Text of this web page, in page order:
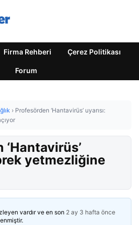
Firma Rehberi Çerez Politikası
Forum
› Profesörden ‘Hantavirüs’ uyarısı:
yetmezliğine
vardır ve en son 2 ay 3 hafta önce